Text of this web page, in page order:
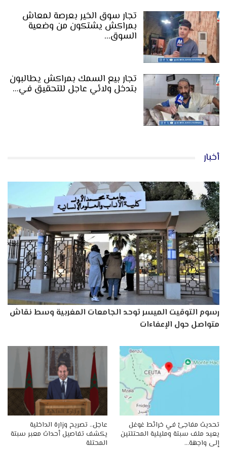
تجار سوق الخير بعرصة لمعاش
بمراكش يشتكون من وضعية
السوق…
تجار بيع السمك بمراكش يطالبون
بتدخل ولائي عاجل للتحقيق في…
أخبار
رسوم التوقيت الميسر توحد الجامعات المغربية وسط نقاش
متواصل حول الإعفاءات
تحديث مفاجئ في خرائط غوغل
يعيد ملف سبتة ومليلية المحتلتين
إلى واجهة…
عاجل.. تصريح وزارة الداخلية
يكشف تفاصيل أحداث معبر سبتة
المحتلة